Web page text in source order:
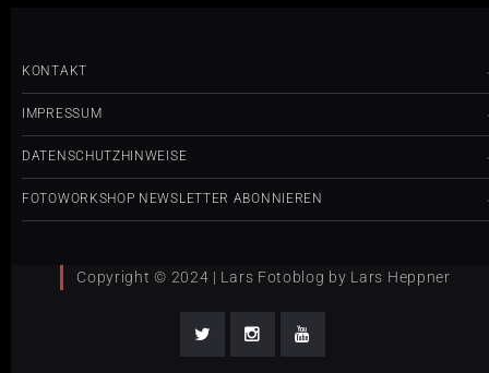
KONTAKT
IMPRESSUM
DATENSCHUTZHINWEISE
FOTOWORKSHOP NEWSLETTER ABONNIEREN
Copyright © 2024 | Lars Fotoblog by Lars Heppner